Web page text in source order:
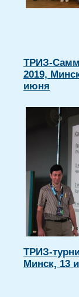
ТРИЗ-
2019,
июня
ТРИЗ-
Минск, 13